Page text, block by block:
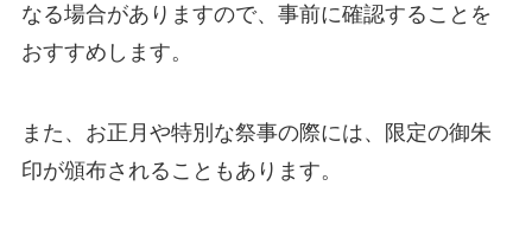
なる場合がありますので、事前に確認することを
おすすめします。
また、お正月や特別な祭事の際には、限定の御朱
印が頒布されることもあります。